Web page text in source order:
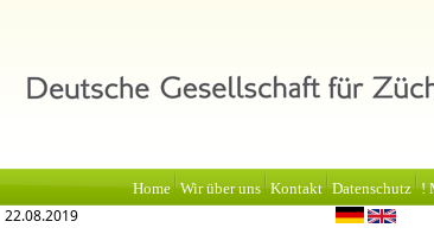
Home Wir über uns Kontakt Datenschutz !
22.08.2019